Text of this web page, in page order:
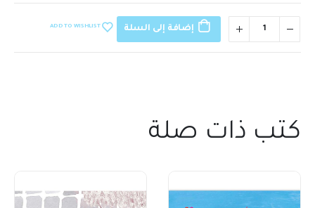
إضافة إلى السلة ADD TO WISHLIST
كتب ذات صلة